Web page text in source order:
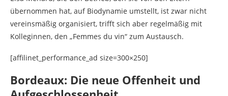
übernommen hat, auf Biodynamie umstellt, ist zwar nicht
vereinsmäßig organisiert, trifft sich aber regelmäßig mit
Kolleginnen, den „Femmes du vin“ zum Austausch.
[affilinet_performance_ad size=300×250]
Bordeaux: Die neue Offenheit und